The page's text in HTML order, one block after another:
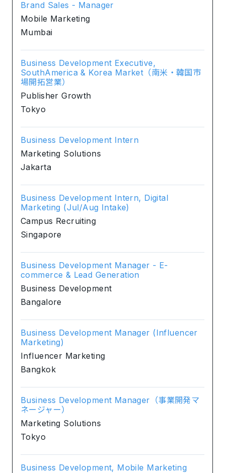
Brand Sales - Manager
Mobile Marketing
Mumbai
Business Development Executive,
SouthAmerica & Korea Market（南米・韓国市
場開拓営業）
Publisher Growth
Tokyo
Business Development Intern
Marketing Solutions
Jakarta
Business Development Intern, Digital
Marketing (Jul/Aug Intake)
Campus Recruiting
Singapore
Business Development Manager - E-
commerce & Lead Generation
Business Development
Bangalore
Business Development Manager (Influencer
Marketing)
Influencer Marketing
Bangkok
Business Development Manager（事業開発マ
ネージャー）
Marketing Solutions
Tokyo
Business Development, Mobile Marketing